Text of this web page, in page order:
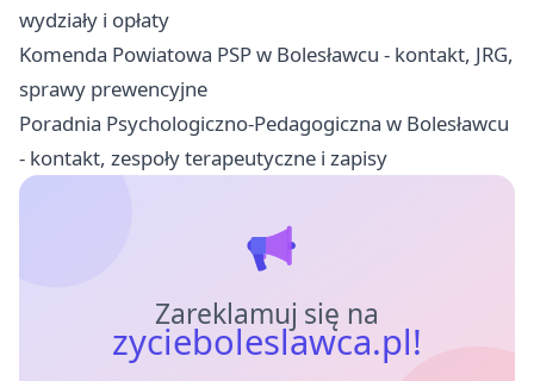
wydziały i opłaty
Komenda Powiatowa PSP w Bolesławcu - kontakt, JRG,
sprawy prewencyjne
Poradnia Psychologiczno-Pedagogiczna w Bolesławcu
- kontakt, zespoły terapeutyczne i zapisy
Zareklamuj się na
zycieboleslawca.pl!